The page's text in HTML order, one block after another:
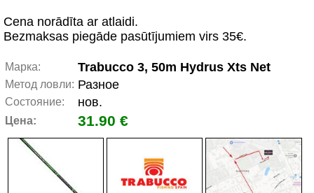
Cena norādīta ar atlaidi.
Bezmaksas piegāde pasūtījumiem virs 35€.
Марка: Trabucco 3, 50m Hydrus Xts Net
Метод ловли: Разное
Состояние: нов.
Цена: 31.90 €